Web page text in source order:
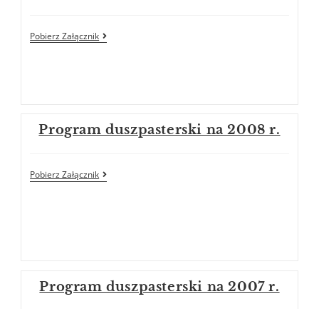
Pobierz Załącznik
Program duszpasterski na 2008 r.
Pobierz Załącznik
Program duszpasterski na 2007 r.